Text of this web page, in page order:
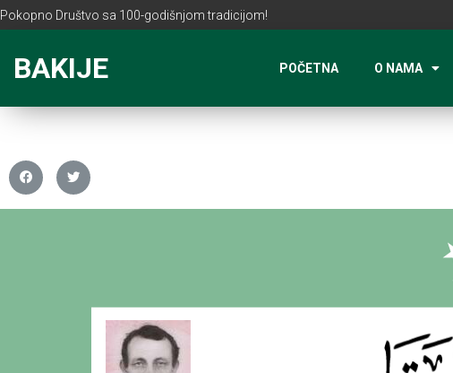
Pokopno Društvo sa 100-godišnjom tradicijom!
BAKIJE POČETNA O NAMA